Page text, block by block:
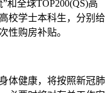
和全球TOP200(QS)高
校学士本科生，分别给
性购房补贴。
体健康，将按照新冠肺